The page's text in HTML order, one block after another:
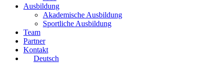
Ausbildung
Akademische Ausbildung
Sportliche Ausbildung
Team
Partner
Kontakt
Deutsch